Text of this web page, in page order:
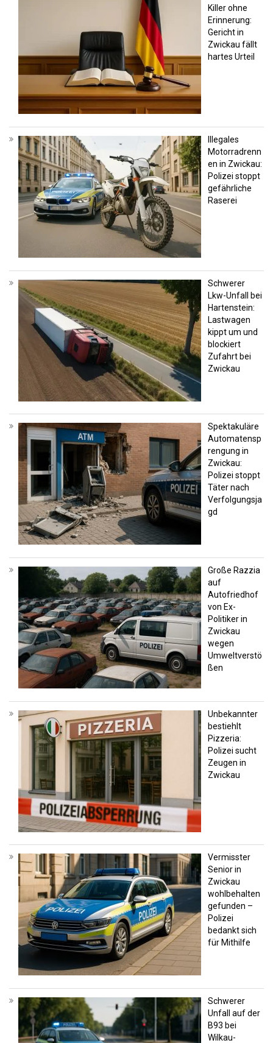
Killer ohne
Erinnerung:
Gericht in
Zwickau fällt
hartes Urteil
Illegales
Motorradrenn
en in Zwickau:
Polizei stoppt
gefährliche
Raserei
Schwerer
Lkw-Unfall bei
Hartenstein:
Lastwagen
kippt um und
blockiert
Zufahrt bei
Zwickau
Spektakuläre
Automatensp
rengung in
Zwickau:
Polizei stoppt
Täter nach
Verfolgungsja
gd
Große Razzia
auf
Autofriedhof
von Ex-
Politiker in
Zwickau
wegen
Umweltverstö
ßen
Unbekannter
bestiehlt
Pizzeria:
Polizei sucht
Zeugen in
Zwickau
Vermisster
Senior in
Zwickau
wohlbehalten
gefunden –
Polizei
bedankt sich
für Mithilfe
Schwerer
Unfall auf der
B93 bei
Wilkau-